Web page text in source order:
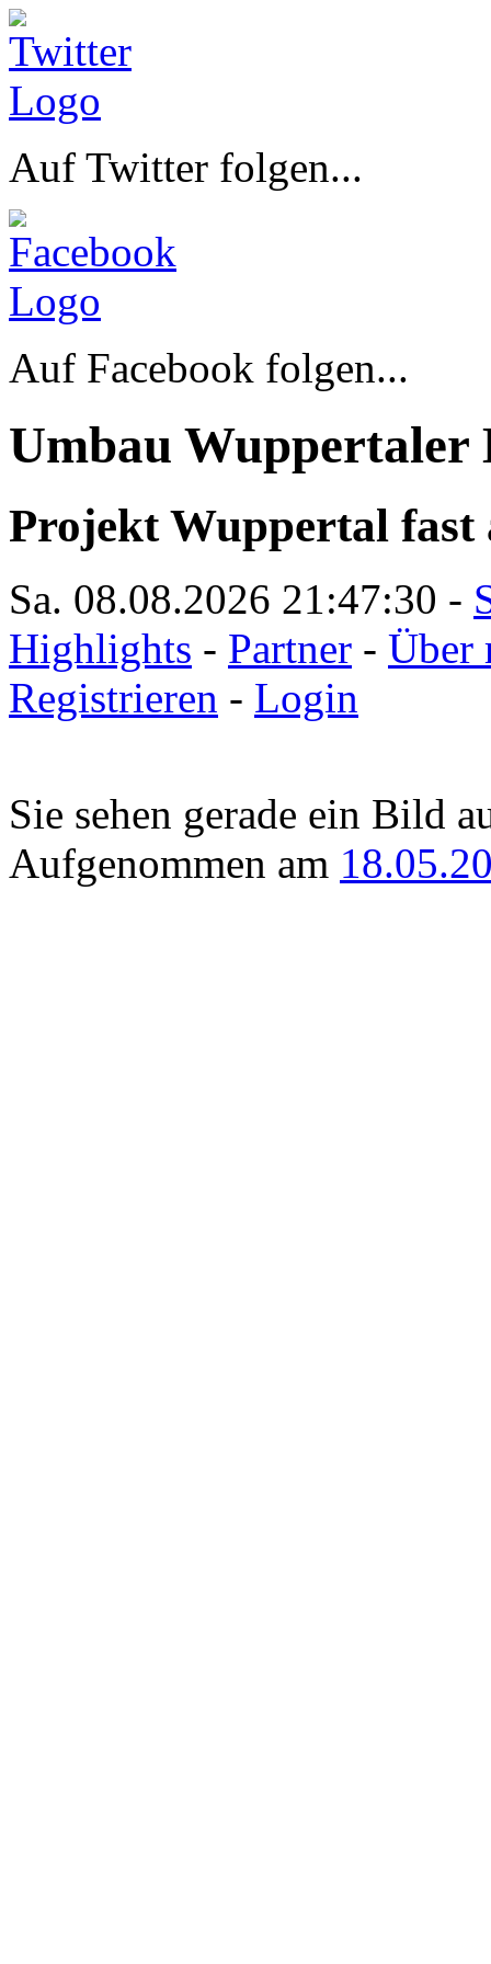
Auf Twitter folgen...
Auf Facebook folgen...
Umbau Wuppertaler
Projekt Wuppertal fast
Sa. 08.08.2026 21:47:30 -
Highlights - Partner - Über
Registrieren - Login
Sie sehen gerade ein Bild
Aufgenommen am